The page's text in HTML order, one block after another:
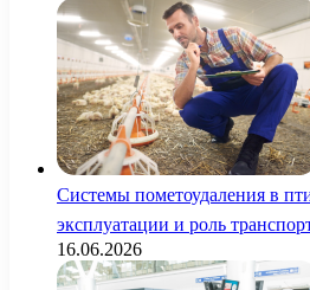
Системы пометоудаления в
эксплуатации и роль
16.06.2026